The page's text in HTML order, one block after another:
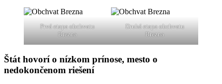
Prvá etapa obchvatu
Brezna
Druhá etapa obchvatu
Brezna
Štát hovorí o nízkom prínose, mesto o
nedokončenom riešení